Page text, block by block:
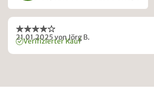
21.01.2025von Jörg B.
Verifizierter Kauf